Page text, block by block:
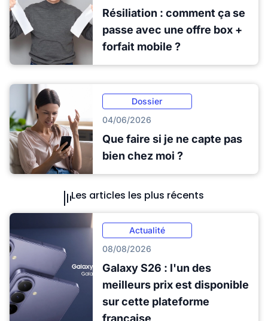
Résiliation : comment ça se
passe avec une offre box +
forfait mobile ?
Dossier
04/06/2026
Que faire si je ne capte pas
bien chez moi ?
Les articles les plus récents
Actualité
08/08/2026
Galaxy S26 : l'un des
meilleurs prix est disponible
sur cette plateforme